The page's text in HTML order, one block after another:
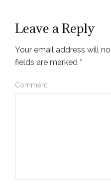
Leave a Reply
Your email address will
fields are marked *
Comment